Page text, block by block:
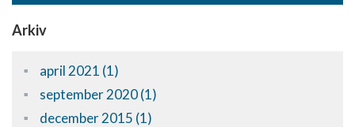
Arkiv
april 2021 (1)
september 2020 (1)
december 2015 (1)